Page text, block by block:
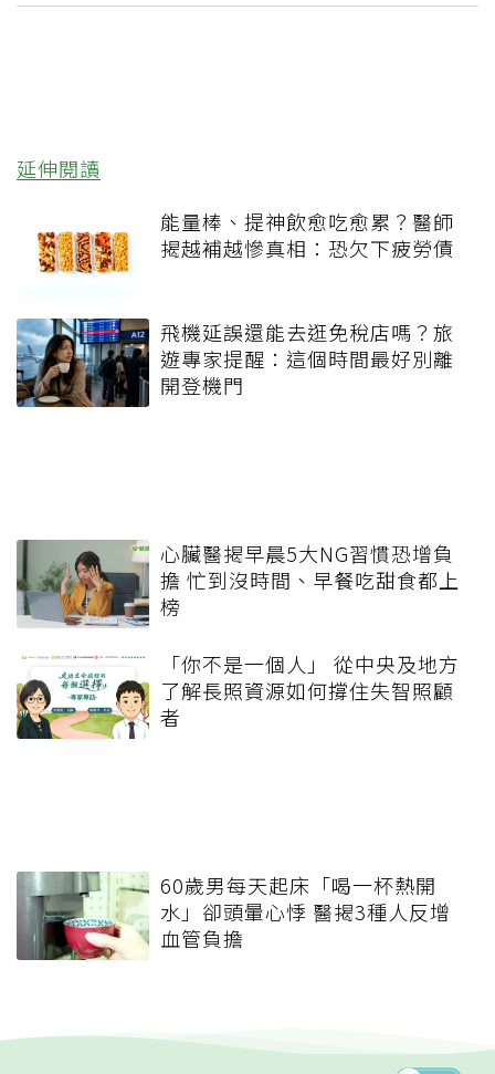
延伸閱讀
能量棒、提神飲愈吃愈累？醫師
揭越補越慘真相：恐欠下疲勞債
飛機延誤還能去逛免稅店嗎？旅
遊專家提醒：這個時間最好別離
開登機門
心臟醫揭早晨5大NG習慣恐增負
擔 忙到沒時間、早餐吃甜食都上
榜
「你不是一個人」 從中央及地方
了解長照資源如何撐住失智照顧
者
60歲男每天起床「喝一杯熱開
水」卻頭暈心悸 醫揭3種人反增
血管負擔